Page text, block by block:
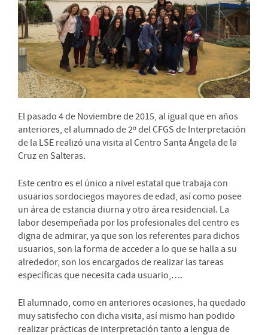
El pasado 4 de Noviembre de 2015, al igual que en años
anteriores, el alumnado de 2º del CFGS de Interpretación
de la LSE realizó una visita al Centro Santa Ángela de la
Cruz en Salteras.
Este centro es el único a nivel estatal que trabaja con
usuarios sordociegos mayores de edad, así como posee
un área de estancia diurna y otro área residencial. La
labor desempeñada por los profesionales del centro es
digna de admirar, ya que son los referentes para dichos
usuarios, son la forma de acceder a lo que se halla a su
alrededor, son los encargados de realizar las tareas
específicas que necesita cada usuario,….
El alumnado, como en anteriores ocasiones, ha quedado
muy satisfecho con dicha visita, así mismo han podido
realizar prácticas de interpretación tanto a lengua de